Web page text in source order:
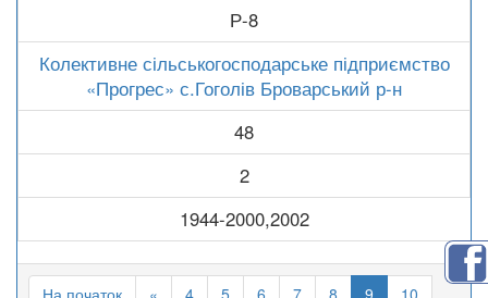
Р-8
Колективне сільськогосподарське підприємство
«Прогрес» с.Гоголів Броварський р-н
48
2
1944-2000,2002
На початок « 4 5 6 7 8 9 10